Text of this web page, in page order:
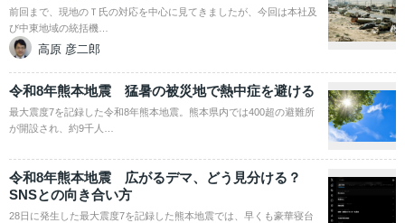
前回まで、現地のＴ氏の対応を中心に見てきましたが、今回は本社及
び中東地域の統括機…
高原 彦二郎
令和8年熊本地震 猛暑の被災地で熱中症を避ける
最大震度7を記録した令和8年熊本地震。熊本県内では400超の避難所
が開設され、約9千人…
令和8年熊本地震 広がるデマ、どう見分ける？
SNSとの向き合い方
28日に発生した最大震度7を記録した熊本地震では、早くも豪華寝台